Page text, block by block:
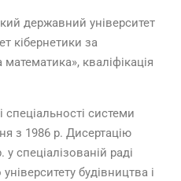
державний університет
кібернетики за
кваліфікація
спеціальності системи
з 1986 р. Дисертацію
спеціалізованій раді
будівництва і